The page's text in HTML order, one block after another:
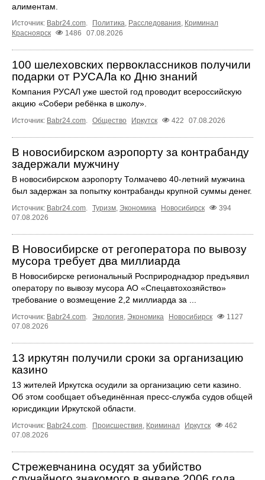
алиментам.
Источник: Babr24.com Политика Расследования Криминал
Красноярск
1486 07.08.2026
100 шелеховских первоклассников получили
подарки от РУСАЛа ко Дню знаний
Компания РУСАЛ уже шестой год проводит всероссийскую
акцию «Собери ребёнка в школу».
Источник: Babr24.com Общество Иркутск 422 07.08.2026
В новосибирском аэропорту за контрабанду
задержали мужчину
В новосибирском аэропорту Толмачево 40-летний мужчина
был задержан за попытку контрабанды крупной суммы денег.
Источник: Babr24.com. Туризм, Экономика Новосибирск
394
07.08.2026
В Новосибирске от регоператора по вывозу
мусора требует два миллиарда
В Новосибирске региональный Росприроднадзор предъявил
оператору по вывозу мусора АО «Спецавтохозяйство»
требование о возмещение 2,2 миллиарда за ...
Источник: Babr24.com. Экология, Экономика Новосибирск
1127
07.08.2026
13 иркутян получили сроки за организацию
казино
13 жителей Иркутска осудили за организацию сети казино.
Об этом сообщает объединённая пресс‑служба судов общей
юрисдикции Иркутской области.
Источник: Babr24.com. Происшествия, Криминал Иркутск
462
07.08.2026
Стрежевчанина осудят за убийство